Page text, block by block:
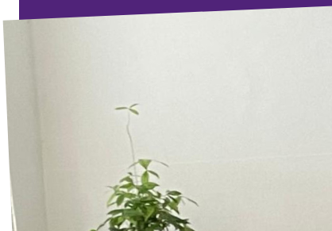
Gouda
Lansingerland